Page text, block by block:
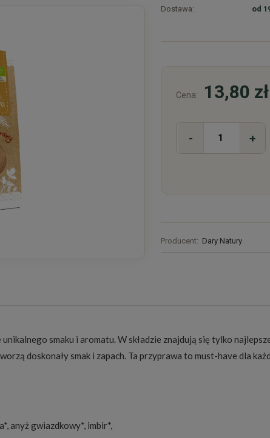
Dostawa: od
Cena: 13,80 zł
- +
Producent: Dary Natury
smaku i aromatu. W składzie znajdują się tylko
doskonały smak i zapach. Ta przyprawa to must-have dla
anyż gwiazdkowy*, imbir*,